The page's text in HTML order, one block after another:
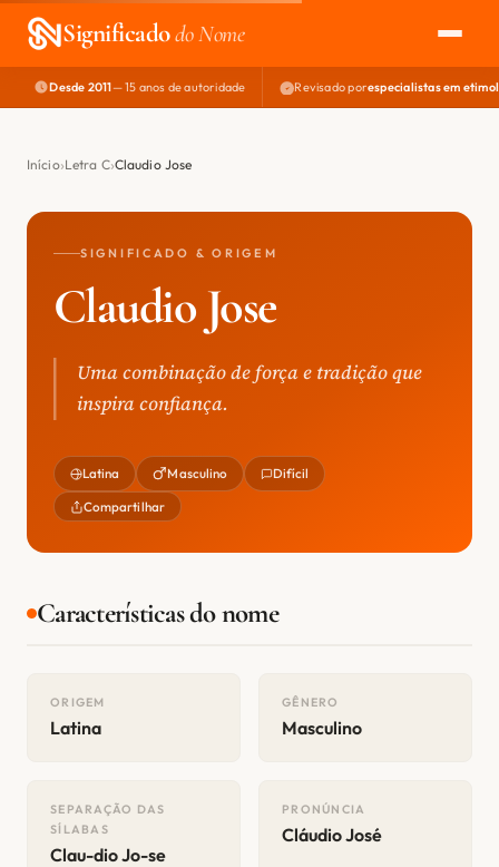
Significadodo Nome
EXPLORAR
NOME PERFEITO
Desde 2011— 15 anos de autoridade Revisado porespecialistas em
Início Letra C Claudio Jose
SIGNIFICADO & ORIGEM
Claudio Jose
Uma combinação de força e tradição que
inspira confiança.
Latina Masculino Difícil
Compartilhar
Características do nome
ORIGEM
Latina
GÊNERO
Masculino
SEPARAÇÃO DAS
SÍLABAS
Clau-dio Jo-se
PRONÚNCIA
Cláudio José